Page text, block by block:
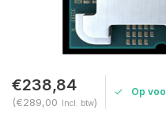
€238,84
(€289,00 Incl. btw)
Op